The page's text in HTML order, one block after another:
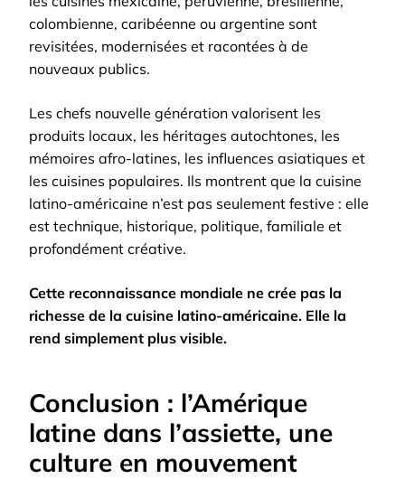
colombienne, caribéenne ou argentine sont
revisitées, modernisées et racontées à de
nouveaux publics.
Les chefs nouvelle génération valorisent les
produits locaux, les héritages autochtones, les
mémoires afro-latines, les influences asiatiques et
les cuisines populaires. Ils montrent que la cuisine
latino-américaine n’est pas seulement festive : elle
est technique, historique, politique, familiale et
profondément créative.
Cette reconnaissance mondiale ne crée pas la
richesse de la cuisine latino-américaine. Elle la
rend simplement plus visible.
Conclusion : l’Amérique
latine dans l’assiette, une
culture en mouvement